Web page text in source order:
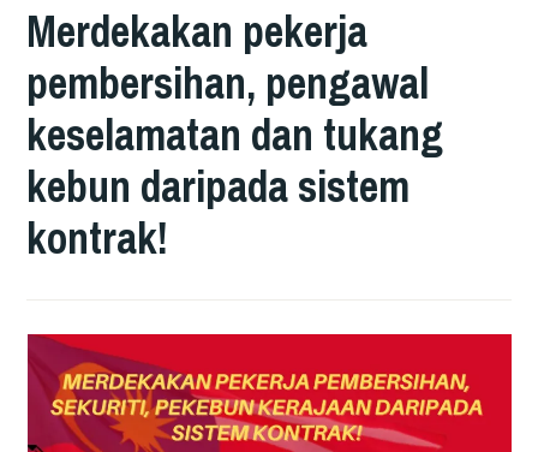
Merdekakan pekerja
pembersihan, pengawal
keselamatan dan tukang
kebun daripada sistem
kontrak!